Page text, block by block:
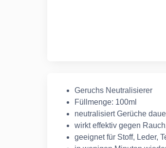
Geruchs Neutralisierer
Füllmenge: 100ml
neutralisiert Gerüche
wirkt effektiv gegen
geeignet für Stoff, Leder,